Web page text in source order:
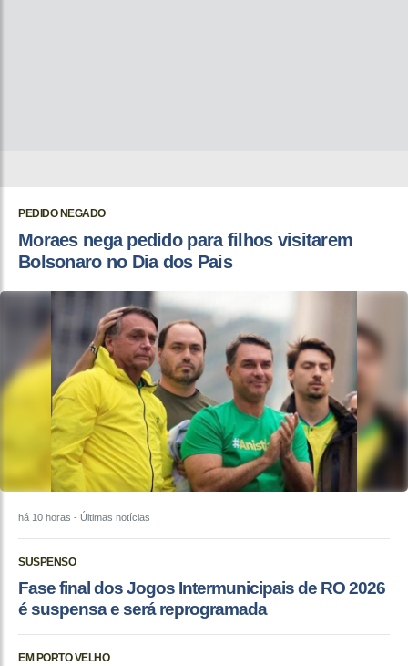
PEDIDO NEGADO
Moraes nega pedido para filhos visitarem
Bolsonaro no Dia dos Pais
há 10 horas - Últimas notícias
SUSPENSO
Fase final dos Jogos Intermunicipais de RO 2026
é suspensa e será reprogramada
EM PORTO VELHO